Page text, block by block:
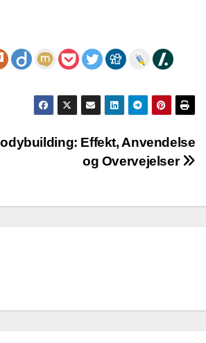
Effekt, Anvendelse
og Overvejelser